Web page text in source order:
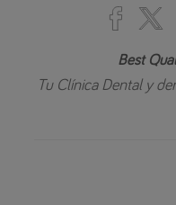
Best
Tu Clínica Dental y